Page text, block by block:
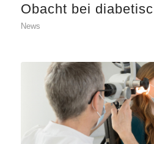
Obacht bei
News